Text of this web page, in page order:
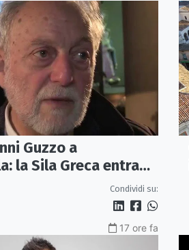
Guzzo a
la Sila Greca entra
dibattito archeologico
Condividi su:
17 ore fa